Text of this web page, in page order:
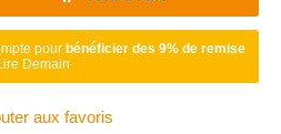
pour bénéficier des 9% de remise
Demain
aux favoris